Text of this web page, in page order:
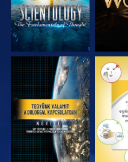
MŰSORNÉZÉS